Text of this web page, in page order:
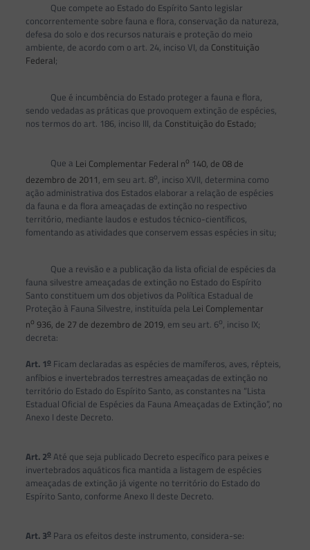
Que compete ao Estado do Espírito Santo legislar
concorrentemente sobre fauna e flora, conservação da natureza,
defesa do solo e dos recursos naturais e proteção do meio
ambiente, de acordo com o art. 24, inciso VI, da Constituição
Federal;
Que é incumbência do Estado proteger a fauna e flora,
sendo vedadas as práticas que provoquem extinção de espécies,
nos termos do art. 186, inciso III, da Constituição do Estado;
Que a Lei Complementar Federal no 140, de 08 de
dezembro de 2011, em seu art. 8o, inciso XVII, determina como
ação administrativa dos Estados elaborar a relação de espécies
da fauna e da flora ameaçadas de extinção no respectivo
território, mediante laudos e estudos técnico-científicos,
fomentando as atividades que conservem essas espécies in situ;
Que a revisão e a publicação da lista oficial de espécies da
fauna silvestre ameaçadas de extinção no Estado do Espírito
Santo constituem um dos objetivos da Política Estadual de
Proteção à Fauna Silvestre, instituída pela Lei Complementar
no 936, de 27 de dezembro de 2019, em seu art. 6o, inciso IX;
decreta:
Art. 1oFicam declaradas as espécies de mamíferos, aves, répteis,
anfíbios e invertebrados terrestres ameaçadas de extinção no
território do Estado do Espírito Santo, as constantes na “Lista
Estadual Oficial de Espécies da Fauna Ameaçadas de Extinção”, no
Anexo I deste Decreto.
Art. 2oAté que seja publicado Decreto específico para peixes e
invertebrados aquáticos fica mantida a listagem de espécies
ameaçadas de extinção já vigente no território do Estado do
Espírito Santo, conforme Anexo II deste Decreto.
Art. 3oPara os efeitos deste instrumento, considera-se: